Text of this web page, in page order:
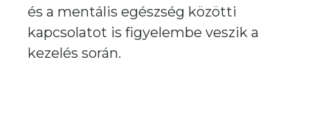
és a mentális egészség közötti
kapcsolatot is figyelembe veszik a
kezelés során.